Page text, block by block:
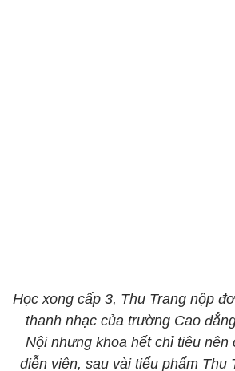
Học xong cấp 3, Thu Trang nộp
thanh nhạc của trường Cao
Nội nhưng khoa hết chỉ tiêu nên
diễn viên, sau vài tiểu phẩm Thu